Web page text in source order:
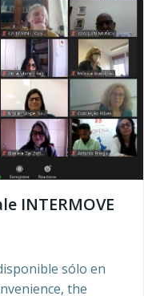
INTERMOVE
sólo en
the